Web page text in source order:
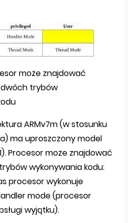
może znajdować
trybów
ARMv7m (w stosunku
ma uproszczony model
Procesor może znajdować
wykonywania kodu:
procesor wykonuje
mode (procesor
wyjątku).